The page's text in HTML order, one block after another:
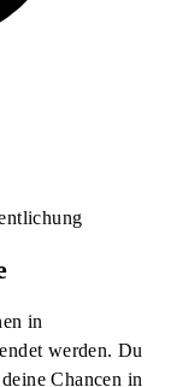
in
werden. Du
Chancen in